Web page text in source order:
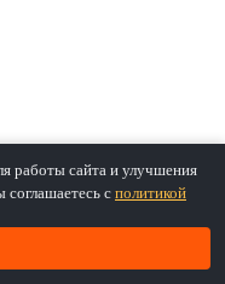
работы сайта и улучшения
соглашаетесь с политикой